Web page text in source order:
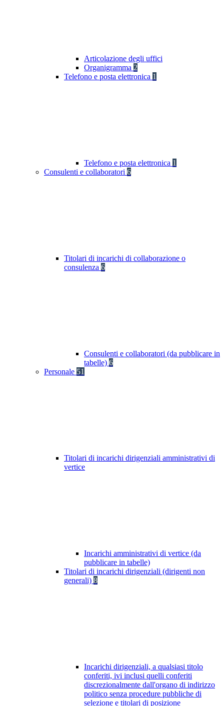
Articolazione degli uffici
Organigramma 2
Telefono e posta elettronica 1
Telefono e posta elettronica 1
Consulenti e collaboratori 6
Titolari di incarichi di collaborazione o
consulenza 6
Consulenti e collaboratori (da pubblicare in
tabelle) 6
Personale 51
Titolari di incarichi dirigenziali amministrativi di
vertice
Incarichi amministrativi di vertice (da
pubblicare in tabelle)
Titolari di incarichi dirigenziali (dirigenti non
generali) 8
Incarichi dirigenziali, a qualsiasi titolo
conferiti, ivi inclusi quelli conferiti
discrezionalmente dall'organo di indirizzo
politico senza procedure pubbliche di
selezione e titolari di posizione